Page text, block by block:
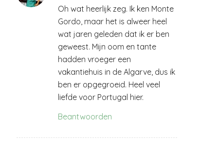
Oh wat heerlijk zeg. Ik ken Monte
Gordo, maar het is alweer heel
wat jaren geleden dat ik er ben
geweest. Mijn oom en tante
hadden vroeger een
vakantiehuis in de Algarve, dus ik
ben er opgegroeid. Heel veel
liefde voor Portugal hier.
Beantwoorden